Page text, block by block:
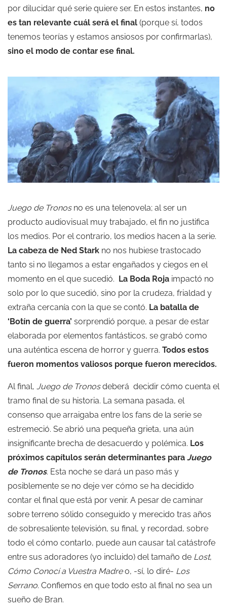
por dilucidar qué serie quiere ser. En estos instantes, no
es tan relevante cuál será el final (porque sí, todos
tenemos teorías y estamos ansiosos por confirmarlas),
sino el modo de contar ese final.
Juego de Tronos no es una telenovela; al ser un
producto audiovisual muy trabajado, el fin no justifica
los medios. Por el contrario, los medios hacen a la serie.
La cabeza de Ned Stark no nos hubiese trastocado
tanto si no llegamos a estar engañados y ciegos en el
momento en el que sucedió. La Boda Roja impactó no
solo por lo que sucedió, sino por la crudeza, frialdad y
extraña cercanía con la que se contó. La batalla de
‘Botín de guerra’ sorprendió porque, a pesar de estar
elaborada por elementos fantásticos, se grabó como
una auténtica escena de horror y guerra. Todos estos
fueron momentos valiosos porque fueron merecidos.
Al final, Juego de Tronosdeberá decidir cómo cuenta el
tramo final de su historia. La semana pasada, el
consenso que arraigaba entre los fans de la serie se
estremeció. Se abrió una pequeña grieta, una aún
insignificante brecha de desacuerdo y polémica. Los
próximos capítulos serán determinantes para Juego
de Tronos. Esta noche se dará un paso más y
posiblemente se no deje ver cómo se ha decidido
contar el final que está por venir. A pesar de caminar
sobre terreno sólido conseguido y merecido tras años
de sobresaliente televisión, su final, y recordad, sobre
todo el cómo contarlo, puede aun causar tal catástrofe
entre sus adoradores (yo incluido) del tamaño de Lost,
Cómo Conocí a Vuestra Madreo, -sí, lo diré- Los
Serrano. Confiemos en que todo esto al final no sea un
sueño de Bran.